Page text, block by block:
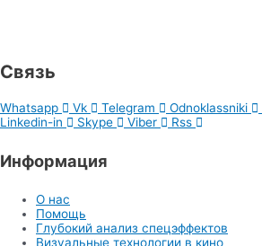
Связь
Whatsapp Vk Telegram Odnoklassniki
Linkedin-in
Skype Viber Rss
Информация
О нас
Помощь
Глубокий анализ спецэффектов
Визуальные технологии в кино